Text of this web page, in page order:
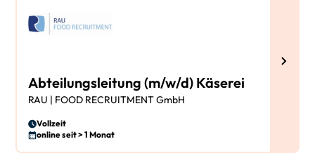
Abteilungsleitung (m/w/d) Käserei
RAU | FOOD RECRUITMENT GmbH
Vollzeit
online seit > 1 Monat